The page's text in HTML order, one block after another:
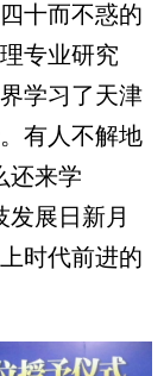
十而不惑的
专业研究
学习了天津
有人不解地
还来学
发展日新月
时代前进的